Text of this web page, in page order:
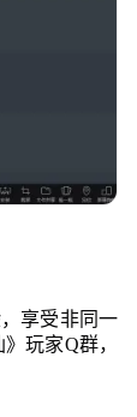
享受非同一
玩家Q群，